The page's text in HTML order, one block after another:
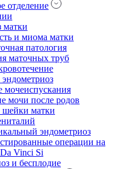
отделение
матки
и миома матки
патология
маточных труб
мочи после родов
шейки матки
эндометриоз
операции на
Vinci Si
и бесплодие